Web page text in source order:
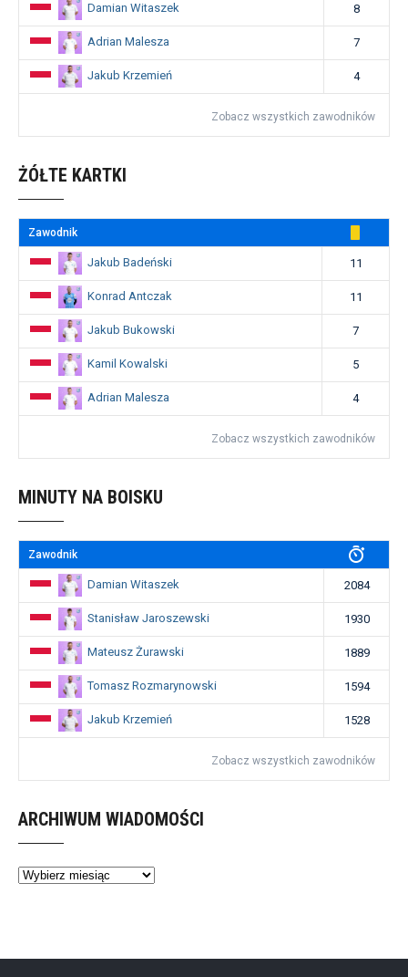
Damian Witaszek 8
Adrian Malesza 7
Jakub Krzemień 4
Zobacz wszystkich zawodników
ŻÓŁTE KARTKI
Zawodnik
Jakub Badeński 11
Konrad Antczak 11
Jakub Bukowski 7
Kamil Kowalski 5
Adrian Malesza 4
Zobacz wszystkich zawodników
MINUTY NA BOISKU
Zawodnik
Damian Witaszek 2084
Stanisław Jaroszewski 1930
Mateusz Żurawski 1889
Tomasz Rozmarynowski 1594
Jakub Krzemień 1528
Zobacz wszystkich zawodników
ARCHIWUM WIADOMOŚCI
Archiwum